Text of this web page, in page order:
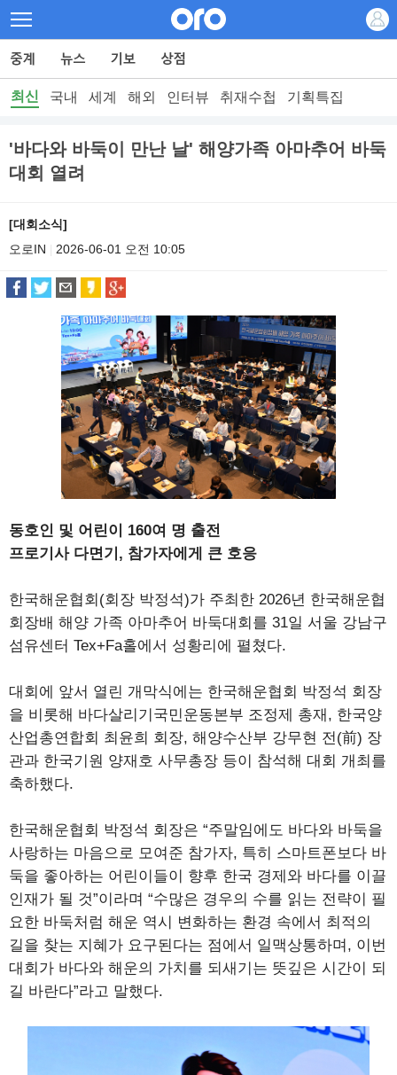
최신 국내 세계 해외 인터뷰 취재수첩 기획특집
'바다와 바둑이 만난 날' 해양가족 아마추어 바둑
대회 열려
[대회소식]
오로IN
2026-06-01 오전 10:05
동호인 및 어린이 160여 명 출전
프로기사 다면기, 참가자에게 큰 호응
한국해운협회(회장 박정석)가 주최한 2026년 한국해운협
회장배 해양 가족 아마추어 바둑대회를 31일 서울 강남구
섬유센터 Tex+Fa홀에서 성황리에 펼쳤다.
대회에 앞서 열린 개막식에는 한국해운협회 박정석 회장
을 비롯해 바다살리기국민운동본부 조정제 총재, 한국양
산업총연합회 최윤희 회장, 해양수산부 강무현 전(前) 장
관과 한국기원 양재호 사무총장 등이 참석해 대회 개최를
축하했다.
한국해운협회 박정석 회장은 “주말임에도 바다와 바둑을
사랑하는 마음으로 모여준 참가자, 특히 스마트폰보다 바
둑을 좋아하는 어린이들이 향후 한국 경제와 바다를 이끌
인재가 될 것”이라며 “수많은 경우의 수를 읽는 전략이 필
요한 바둑처럼 해운 역시 변화하는 환경 속에서 최적의
길을 찾는 지혜가 요구된다는 점에서 일맥상통하며, 이번
대회가 바다와 해운의 가치를 되새기는 뜻깊은 시간이 되
길 바란다”라고 말했다.